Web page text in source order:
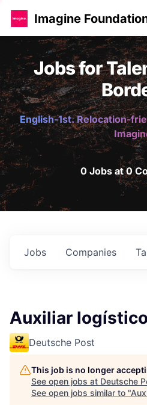
Imagine
Jobs for
English-1st. Relocation-
0 Jobs at 0
Jobs Companies
Auxiliar
Deutsche Post
This job is no longer
See open jobs at Deutsche
See open jobs similar to "